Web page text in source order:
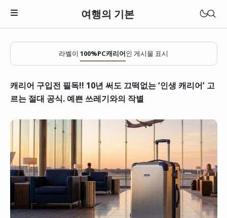
여행의 기본
일본
베트남
라벨이 100%PC캐리어인 게시물 표시
캐리어 구입전 필독!! 10년 써도 끄떡없는 ‘인생 캐리어’ 고
르는 절대 공식. 예쁜 쓰레기와의 작별